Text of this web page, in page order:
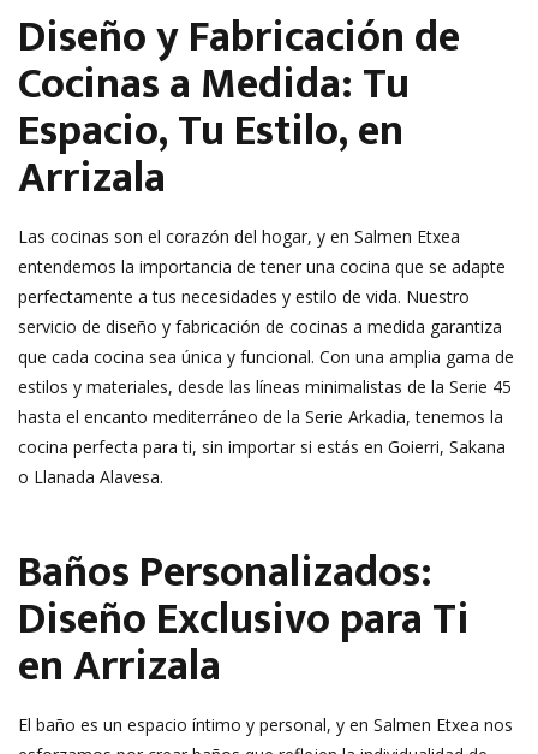
Diseño y Fabricación de
Cocinas a Medida: Tu
Espacio, Tu Estilo, en
Arrizala
Las cocinas son el corazón del hogar, y en Salmen Etxea
entendemos la importancia de tener una cocina que se adapte
perfectamente a tus necesidades y estilo de vida. Nuestro
servicio de diseño y fabricación de cocinas a medida garantiza
que cada cocina sea única y funcional. Con una amplia gama de
estilos y materiales, desde las líneas minimalistas de la Serie 45
hasta el encanto mediterráneo de la Serie Arkadia, tenemos la
cocina perfecta para ti, sin importar si estás en Goierri, Sakana
o Llanada Alavesa.
Baños Personalizados:
Diseño Exclusivo para Ti
en Arrizala
El baño es un espacio íntimo y personal, y en Salmen Etxea nos